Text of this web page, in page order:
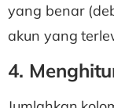
yang benar
akun yang
4.